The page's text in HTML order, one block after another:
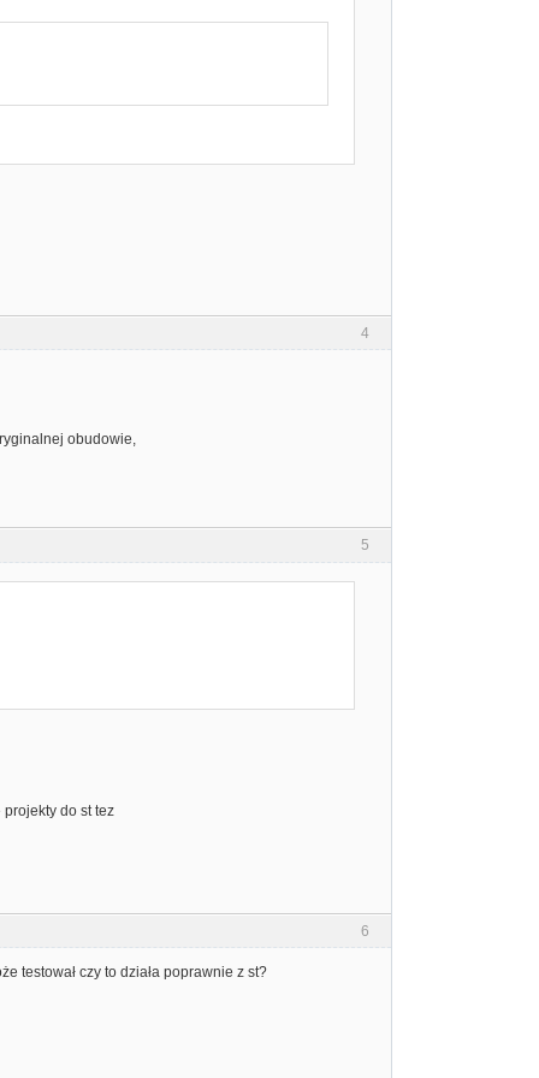
4
obudowie,
5
do st tez
6
testował czy to działa poprawnie z st?